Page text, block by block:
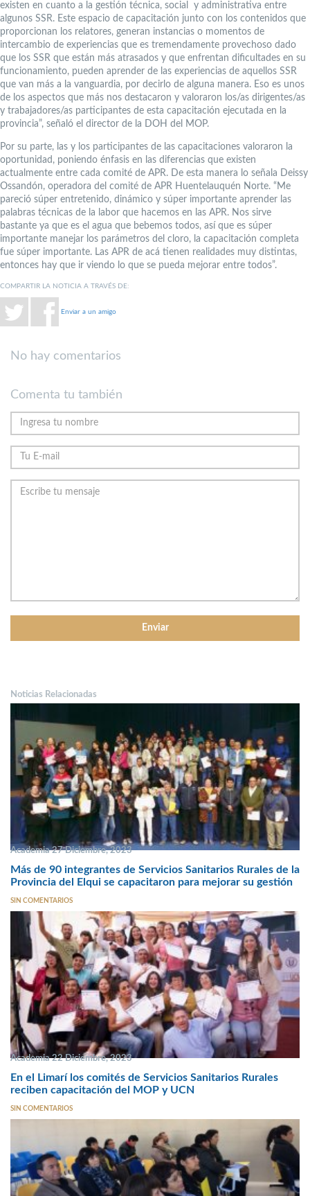
existen en cuanto a la gestión técnica, social y administrativa entre
algunos SSR. Este espacio de capacitación junto con los contenidos que
proporcionan los relatores, generan instancias o momentos de
intercambio de experiencias que es tremendamente provechoso dado
que los SSR que están más atrasados y que enfrentan dificultades en su
funcionamiento, pueden aprender de las experiencias de aquellos SSR
que van más a la vanguardia, por decirlo de alguna manera. Eso es unos
de los aspectos que más nos destacaron y valoraron los/as dirigentes/as
y trabajadores/as participantes de esta capacitación ejecutada en la
provincia”, señaló el director de la DOH del MOP.
Por su parte, las y los participantes de las capacitaciones valoraron la
oportunidad, poniendo énfasis en las diferencias que existen
actualmente entre cada comité de APR. De esta manera lo señala Deissy
Ossandón, operadora del comité de APR Huentelauquén Norte. “Me
pareció súper entretenido, dinámico y súper importante aprender las
palabras técnicas de la labor que hacemos en las APR. Nos sirve
bastante ya que es el agua que bebemos todos, así que es súper
importante manejar los parámetros del cloro, la capacitación completa
fue súper importante. Las APR de acá tienen realidades muy distintas,
entonces hay que ir viendo lo que se pueda mejorar entre todos”.
COMPARTIR LA NOTICIA A TRAVÉS DE:
Enviar a un amigo
No hay comentarios
Comenta tu también
Noticias Relacionadas
Academia 27 Diciembre, 2023
Más de 90 integrantes de Servicios Sanitarios Rurales de la
Provincia del Elqui se capacitaron para mejorar su gestión
SIN COMENTARIOS
Academia 22 Diciembre, 2023
En el Limarí los comités de Servicios Sanitarios Rurales
reciben capacitación del MOP y UCN
SIN COMENTARIOS